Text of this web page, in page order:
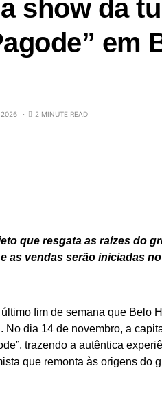
show da
em
2026 2 MINUTE READ
que resgata as raízes do
as vendas serão iniciadas
fim de semana que Belo
dia 14 de novembro, a
trazendo a autêntica
que remonta às origens do